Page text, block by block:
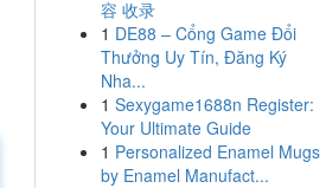
容 收录
1 DE88 – Cổng Game Đổi
Thưởng Uy Tín, Đăng Ký
Nha...
1 Sexygame1688n Register:
Your Ultimate Guide
1 Personalized Enamel Mugs
by Enamel Manufact...